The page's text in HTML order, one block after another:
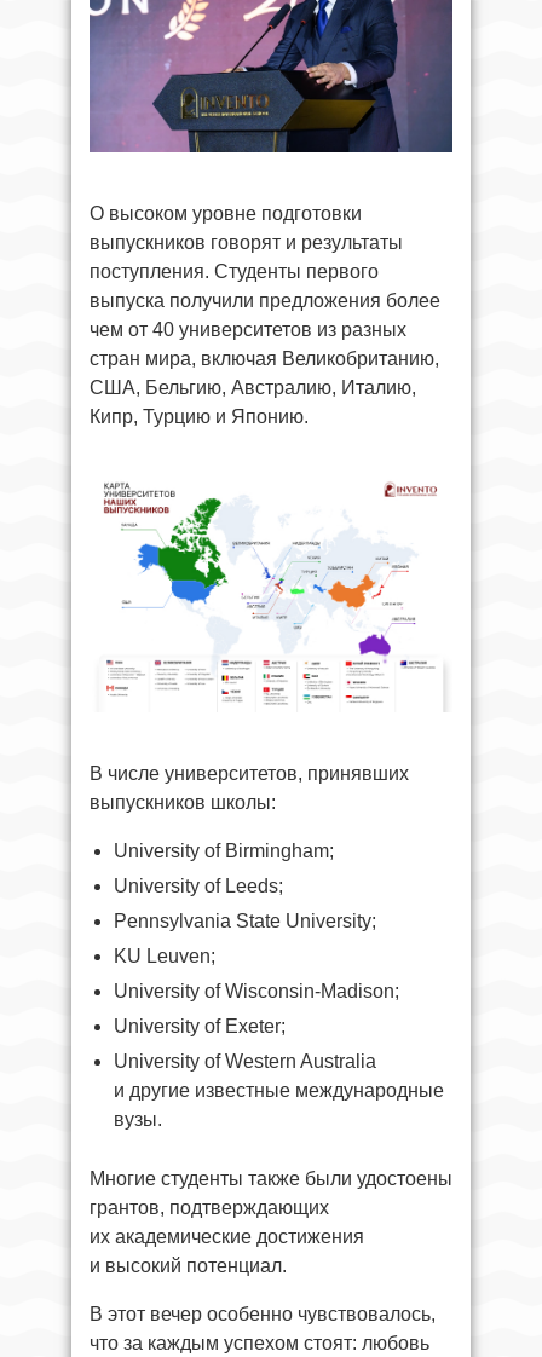
О высоком уровне подготовки
выпускников говорят и результаты
поступления. Студенты первого
выпуска получили предложения более
чем от 40 университетов из разных
стран мира, включая Великобританию,
США, Бельгию, Австралию, Италию,
Кипр, Турцию и Японию.
В числе университетов, принявших
выпускников школы:
University of Birmingham;
University of Leeds;
Pennsylvania State University;
KU Leuven;
University of Wisconsin-Madison;
University of Exeter;
University of Western Australia
и другие известные международные
вузы.
Многие студенты также были удостоены
грантов, подтверждающих
их академические достижения
и высокий потенциал.
В этот вечер особенно чувствовалось,
что за каждым успехом стоят: любовь